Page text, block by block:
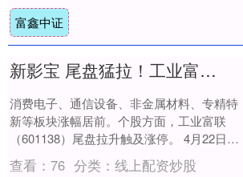
富鑫中证
新影宝 尾盘猛拉！工业富联触及涨停！9股获巨资抢筹
消费电子、通信设备、非金属材料、专精特
新等板块涨幅居前。个股方面，工业富联
（601138）尾盘拉升触及涨停。 4月22日，
A股稳步上扬，上证指数收复4100点，....
查看： 76 分类： 线上配资炒股